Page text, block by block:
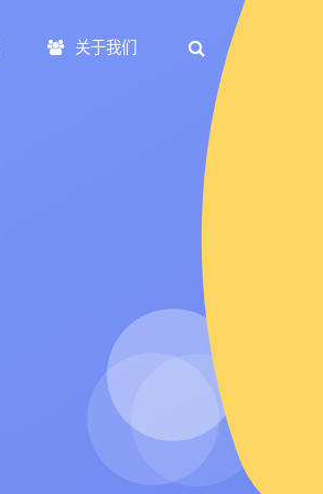
关于我们